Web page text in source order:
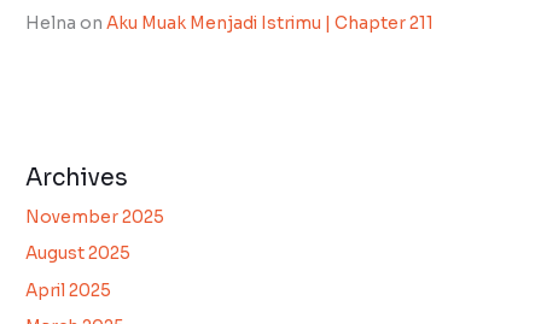
Helna onAku Muak Menjadi Istrimu | Chapter 211
Archives
November 2025
August 2025
April 2025